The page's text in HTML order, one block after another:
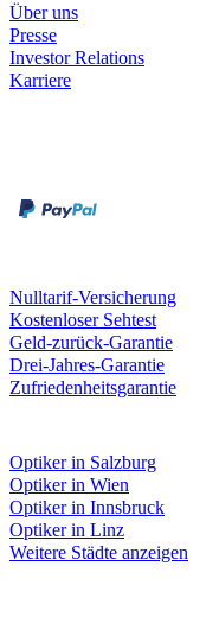
Über uns
Presse
Investor Relations
Karriere
Nulltarif-Versicherung
Kostenloser Sehtest
Geld-zurück-Garantie
Drei-Jahres-Garantie
Zufriedenheitsgarantie
Optiker in Salzburg
Optiker in Wien
Optiker in Innsbruck
Optiker in Linz
Weitere Städte anzeigen